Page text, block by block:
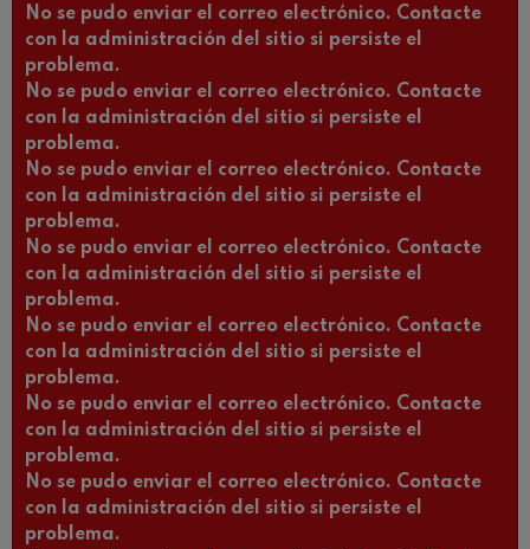
No se pudo enviar el correo electrónico. Contacte
con la administración del sitio si persiste el
problema.
No se pudo enviar el correo electrónico. Contacte
con la administración del sitio si persiste el
problema.
No se pudo enviar el correo electrónico. Contacte
con la administración del sitio si persiste el
problema.
No se pudo enviar el correo electrónico. Contacte
con la administración del sitio si persiste el
problema.
No se pudo enviar el correo electrónico. Contacte
con la administración del sitio si persiste el
problema.
No se pudo enviar el correo electrónico. Contacte
con la administración del sitio si persiste el
problema.
No se pudo enviar el correo electrónico. Contacte
con la administración del sitio si persiste el
problema.